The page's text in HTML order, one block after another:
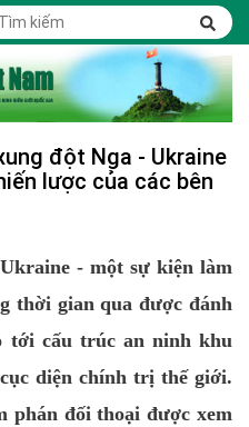
đột Nga - Ukraine
lược của các bên
- một sự kiện làm
thời gian qua được đánh
tới cấu trúc an ninh khu
diện chính trị thế giới.
phán đối thoại được xem